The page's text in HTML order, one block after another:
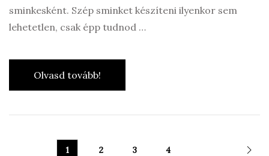
sminkesként. Szép sminket készíteni ilyenkor sem
lehetetlen, csak épp tudnod …
Olvasd tovább!
1 2 3 4